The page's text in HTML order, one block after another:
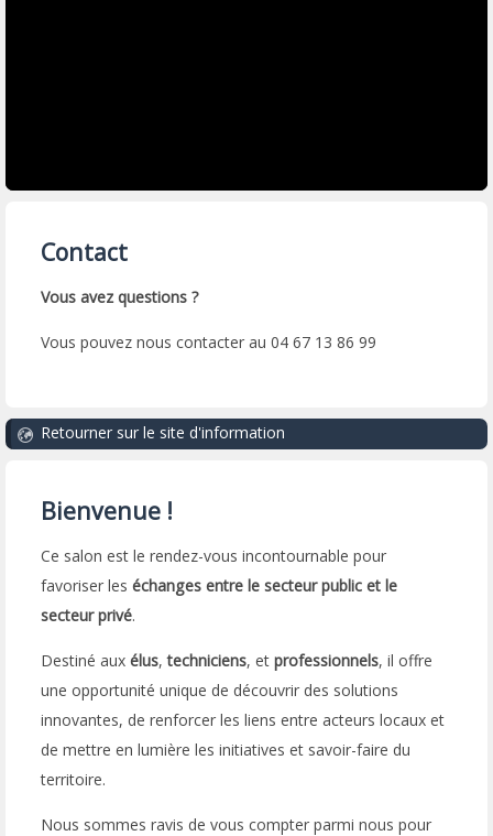
Contact
Vous avez questions ?
Vous pouvez nous contacter au 04 67 13 86 99
Retourner sur le site d'information
Bienvenue !
Ce salon est le rendez-vous incontournable pour
favoriser les échanges entre le secteur public et le
secteur privé.
Destiné aux élus,techniciens, et professionnels, il offre
une opportunité unique de découvrir des solutions
innovantes, de renforcer les liens entre acteurs locaux et
de mettre en lumière les initiatives et savoir-faire du
territoire.
Nous sommes ravis de vous compter parmi nous pour